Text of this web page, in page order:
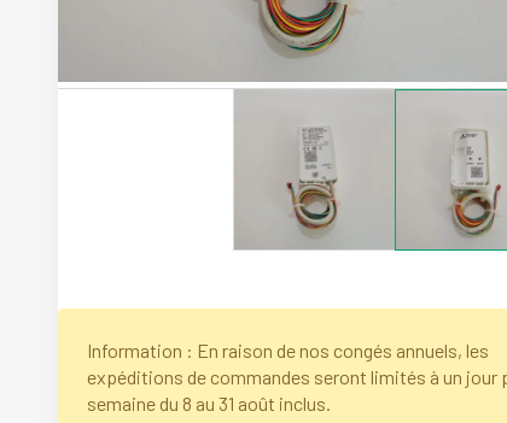
Information : En raison de nos congés annuels, les
expéditions de commandes seront limités à un jour
semaine du 8 au 31 août inclus.